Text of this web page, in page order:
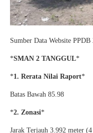
Sumber Data Website
*SMAN 2 TANGGUL*
*1. Rerata Nilai Raport*
Batas Bawah 85.98
*2. Zonasi*
Jarak Terjauh 3.992 meter